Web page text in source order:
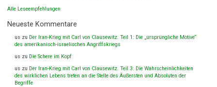
Alle Leseempfehlungen
Neueste Kommentare
us zu Der Iran-Krieg mit Carl von Clausewitz. Teil 1: Die „ursprüngliche Motive“
des amerikanisch-israelischen Angriffskriegs
us zu Die Schere im Kopf
us zu Der Iran-Krieg mit Carl von Clausewitz. Teil 3: Die Wahrscheinlichkeiten
des wirklichen Lebens treten an die Stelle des Äußersten und Absoluten der
Begriffe